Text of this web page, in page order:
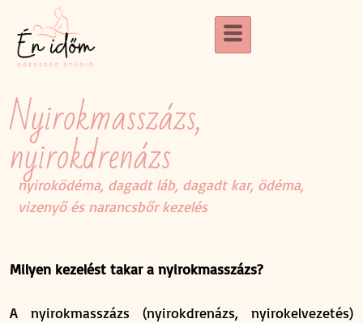
Nyirokmasszázs,
nyirokdrenázs
nyiroködéma, dagadt láb, dagadt kar, ödéma,
vizenyő és narancsbőr kezelés
Milyen kezelést takar a nyirokmasszázs?
A nyirokmasszázs (nyirokdrenázs, nyirokelvezetés)